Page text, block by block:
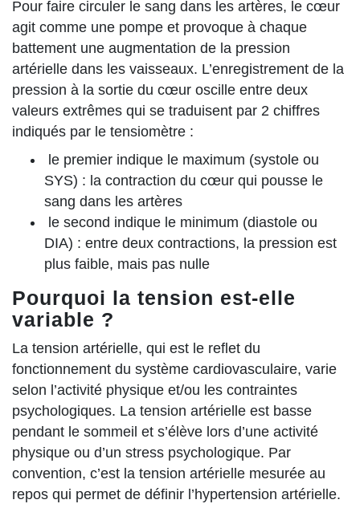
Pour faire circuler le sang dans les artères, le cœur
agit comme une pompe et provoque à chaque
battement une augmentation de la pression
artérielle dans les vaisseaux. L’enregistrement de la
pression à la sortie du cœur oscille entre deux
valeurs extrêmes qui se traduisent par 2 chiffres
indiqués par le tensiomètre :
le premier indique le maximum (systole ou
SYS) : la contraction du cœur qui pousse le
sang dans les artères
le second indique le minimum (diastole ou
DIA) : entre deux contractions, la pression est
plus faible, mais pas nulle
Pourquoi la tension est-elle
variable ?
La tension artérielle, qui est le reflet du
fonctionnement du système cardiovasculaire, varie
selon l’activité physique et/ou les contraintes
psychologiques. La tension artérielle est basse
pendant le sommeil et s’élève lors d’une activité
physique ou d’un stress psychologique. Par
convention, c’est la tension artérielle mesurée au
repos qui permet de définir l’hypertension artérielle.